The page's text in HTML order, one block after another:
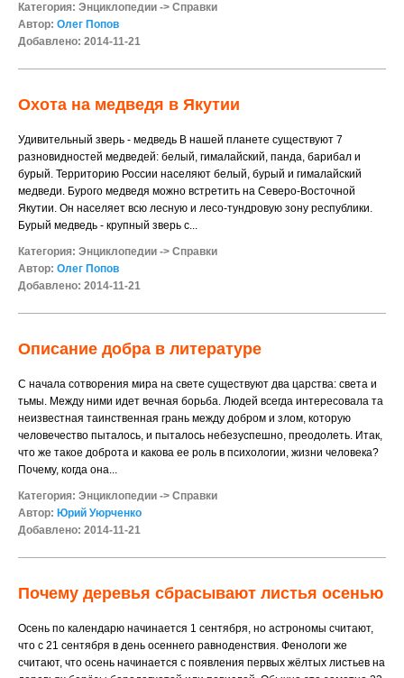
Категория: Энциклопедии -> Справки
Автор: Олег Попов
Добавлено: 2014-11-21
Охота на медведя в Якутии
Удивительный зверь - медведь В нашей планете существуют 7
разновидностей медведей: белый, гималайский, панда, барибал и
бурый. Территорию России населяют белый, бурый и гималайский
медведи. Бурого медведя можно встретить на Северо-Восточной
Якутии. Он населяет всю лесную и лесо-тундровую зону республики.
Бурый медведь - крупный зверь с...
Категория: Энциклопедии -> Справки
Автор: Олег Попов
Добавлено: 2014-11-21
Описание добра в литературе
С начала сотворения мира на свете существуют два царства: света и
тьмы. Между ними идет вечная борьба. Людей всегда интересовала та
неизвестная таинственная грань между добром и злом, которую
человечество пыталось, и пыталось небезуспешно, преодолеть. Итак,
что же такое доброта и какова ее роль в психологии, жизни человека?
Почему, когда она...
Категория: Энциклопедии -> Справки
Автор: Юрий Уюрченко
Добавлено: 2014-11-21
Почему деревья сбрасывают листья осенью
Осень по календарю начинается 1 сентября, но астрономы считают,
что с 21 сентября в день осеннего равноденствия. Фенологи же
считают, что осень начинается с появления первых жёлтых листьев на